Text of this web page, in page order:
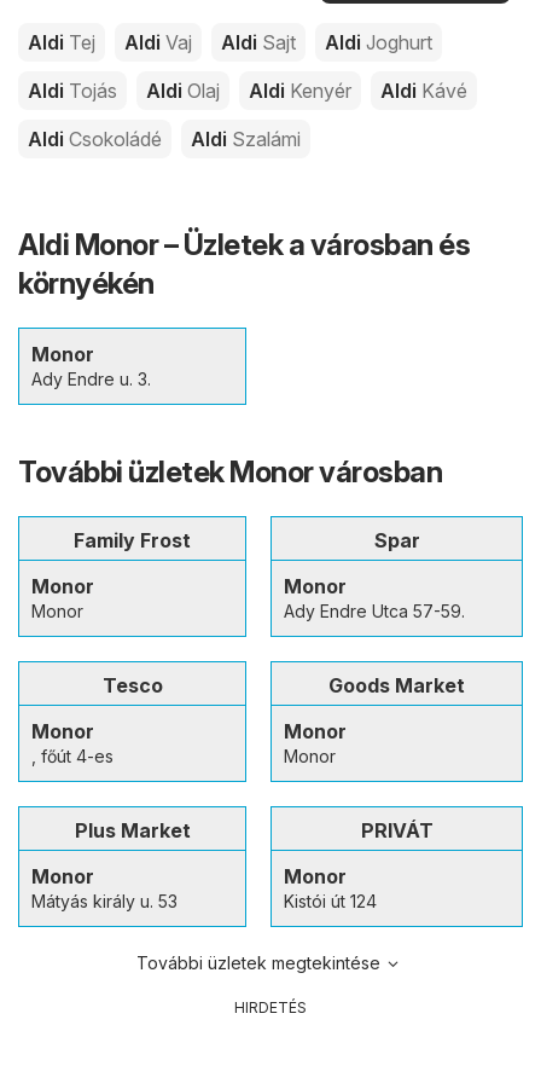
Aldi Tej Aldi Vaj Aldi Sajt Aldi Joghurt
Aldi Tojás Aldi Olaj Aldi Kenyér Aldi Kávé
Aldi Csokoládé Aldi Szalámi
Aldi Monor – Üzletek a városban és
környékén
Monor
Ady Endre u. 3.
További üzletek Monor városban
Family Frost
Monor
Monor
Spar
Monor
Ady Endre Utca 57-59.
Tesco
Monor
, főút 4-es
Goods Market
Monor
Monor
Plus Market
Monor
Mátyás király u. 53
PRIVÁT
Monor
Kistói út 124
További üzletek megtekintése
HIRDETÉS